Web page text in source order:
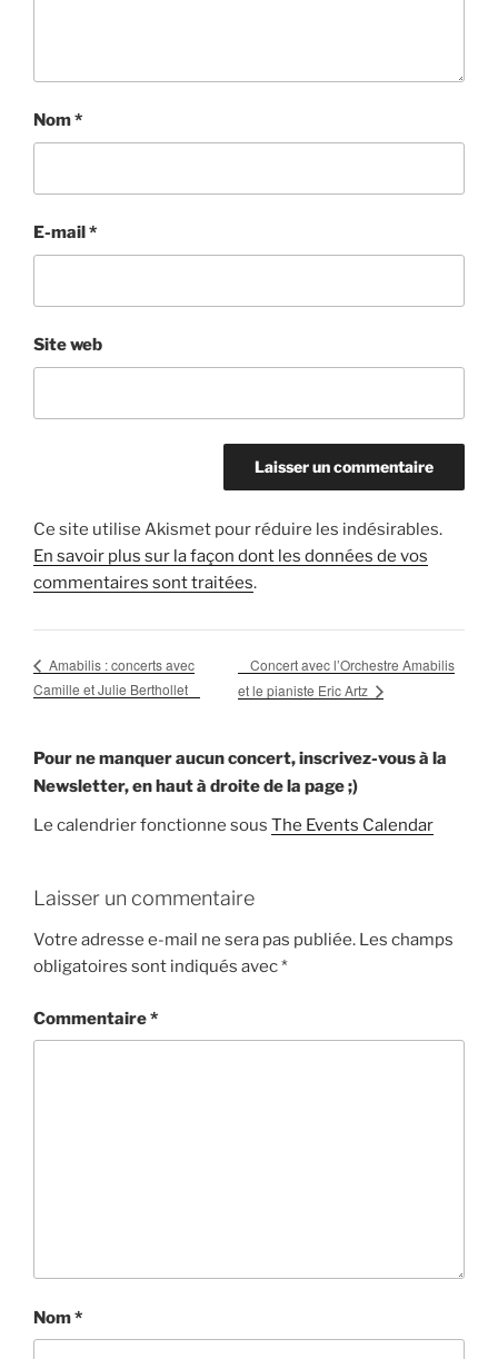
Nom*
E-mail*
Site web
Ce site utilise Akismet pour réduire les indésirables.
En savoir plus sur la façon dont les données de vos
commentaires sont traitées.
Amabilis : concerts avec
Camille et Julie Berthollet
Concert avec l’Orchestre Amabilis
et le pianiste Eric Artz
Pour ne manquer aucun concert, inscrivez-vous à la
Newsletter, en haut à droite de la page ;)
Le calendrier fonctionne sous The Events Calendar
Laisser un commentaire
Votre adresse e-mail ne sera pas publiée. Les champs
obligatoires sont indiqués avec*
Commentaire*
Nom*